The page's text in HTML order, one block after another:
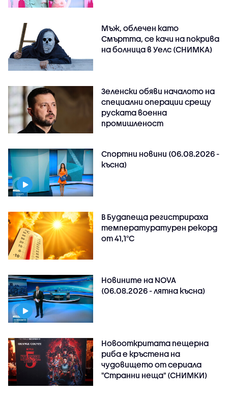
Мъж, облечен като
Смъртта, се качи на покрива
на болница в Уелс (СНИМКА)
Зеленски обяви началото на
специални операции срещу
руската военна
промишленост
Спортни новини (06.08.2026 -
късна)
В Будапеща регистрираха
температуратурен рекорд
от 41,1°C
Новините на NOVA
(06.08.2026 - лятна късна)
Новооткритата пещерна
риба е кръстена на
чудовището от сериала
"Странни неща" (СНИМКИ)